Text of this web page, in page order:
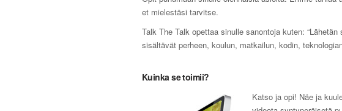
et mielestäsi tarvitse.
Talk The Talk opettaa sinulle sanontoja kuten:
sisältävät perheen, koulun, matkailun, kodin,
Kuinka se toimii?
Katso ja opi! Näe ja